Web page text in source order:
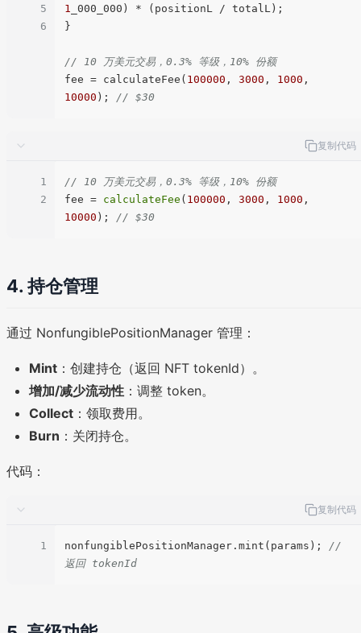
5
6
1
_000_000) * (positionL / totalL);
}
// 10 万美元交易，0.3% 等级，10% 份额
fee = calculateFee( 100000 , 3000 , 1000
10000 ); // $30
复制代码
1
2
// 10 万美元交易，0.3% 等级，10% 份额
fee = calculateFee ( 100000 , 3000 , 1000
10000 ); // $30
4. 持仓管理
通过 NonfungiblePositionManager 管理：
Mint ：创建持仓（返回 NFT tokenId）。
增加/减少流动性 ：调整 token。
Collect ：领取费用。
Burn ：关闭持仓。
代码：
复制代码
1 nonfungiblePositionManager.mint(params); //
返回 tokenId